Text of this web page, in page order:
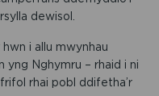
dewisol.
i allu mwynhau
Nghymru – rhaid i ni
rhai pobl ddifetha’r